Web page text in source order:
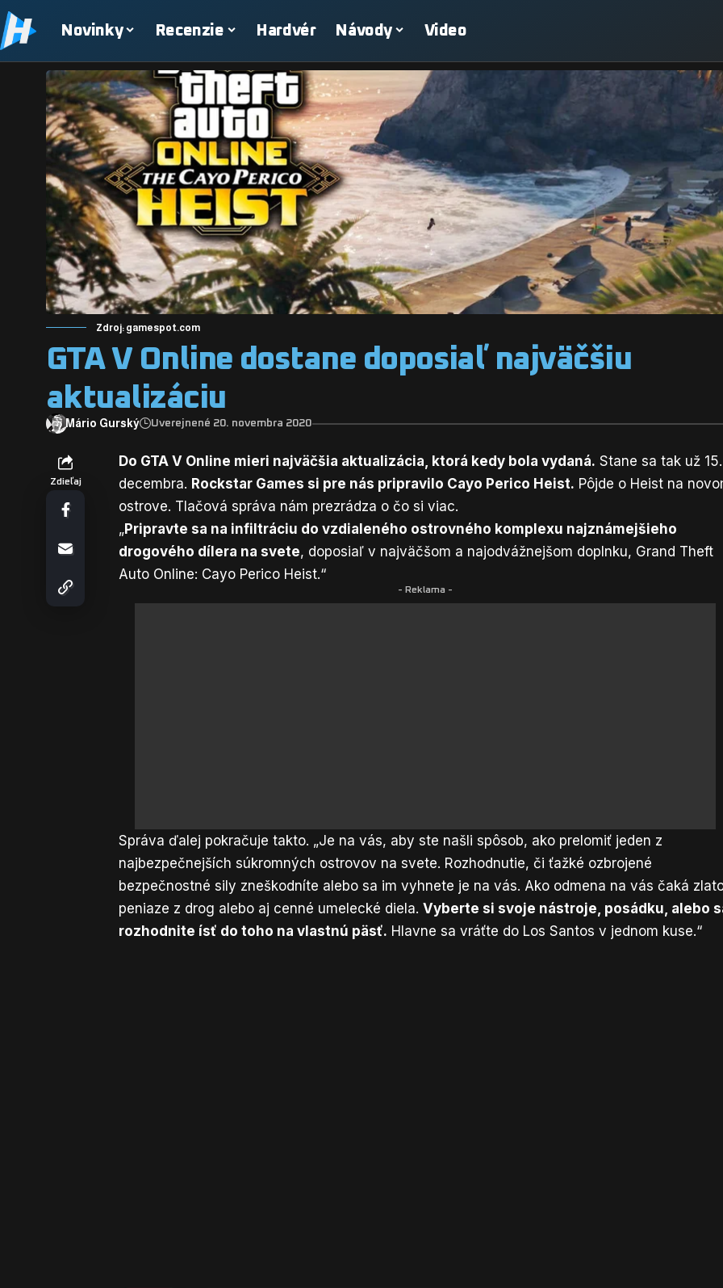
Novinky Recenzie Hardvér Návody Video
Zdroj: gamespot.com
GTA V Online dostane doposiaľ najväčšiu
aktualizáciu
Mário Gurský Uverejnené 20. novembra 2020
Zdieľaj
Do GTA V Online mieri najväčšia aktualizácia, ktorá kedy bola vydaná. Stane sa tak už 15.
decembra. Rockstar Games si pre nás pripravilo Cayo Perico Heist. Pôjde o Heist na
ostrove. Tlačová správa nám prezrádza o čo si viac.
„Pripravte sa na infiltráciu do vzdialeného ostrovného komplexu najznámejšieho
drogového dílera na svete, doposiaľ v najväčšom a najodvážnejšom doplnku, Grand Theft
Auto Online: Cayo Perico Heist.“
- Reklama -
Správa ďalej pokračuje takto. „Je na vás, aby ste našli spôsob, ako prelomiť jeden z
najbezpečnejších súkromných ostrovov na svete. Rozhodnutie, či ťažké ozbrojené
bezpečnostné sily zneškodníte alebo sa im vyhnete je na vás. Ako odmena na vás čaká
peniaze z drog alebo aj cenné umelecké diela.Vyberte si svoje nástroje, posádku, alebo
rozhodnite ísť do toho na vlastnú päsť. Hlavne sa vráťte do Los Santos v jednom kuse.“